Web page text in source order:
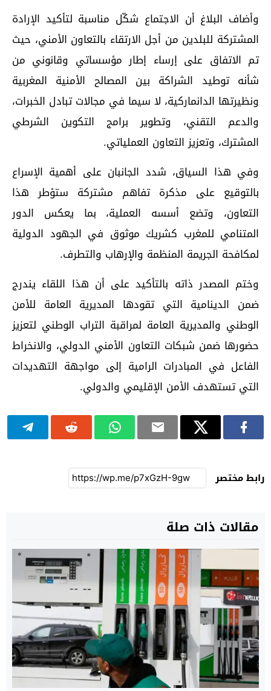
وأضاف البلاغ أن الاجتماع شكّل مناسبة لتأكيد الإرادة
المشتركة للبلدين من أجل الارتقاء بالتعاون الأمني، حيث
تم الاتفاق على إرساء إطار مؤسساتي وقانوني من
شأنه توطيد الشراكة بين المصالح الأمنية المغربية
ونظيرتها الدانماركية، لا سيما في مجالات تبادل الخبرات،
والدعم التقني، وتطوير برامج التكوين الشرطي
المشترك، وتعزيز التعاون العملياتي.
وفي هذا السياق، شدد الجانبان على أهمية الإسراع
بالتوقيع على مذكرة تفاهم مشتركة ستؤطر هذا
التعاون، وتضع أسسه العملية، بما يعكس الدور
المتنامي للمغرب كشريك موثوق في الجهود الدولية
لمكافحة الجريمة المنظمة والإرهاب والتطرف.
وختم المصدر ذاته بالتأكيد على أن هذا اللقاء يندرج
ضمن الدينامية التي تقودها المديرية العامة للأمن
الوطني والمديرية العامة لمراقبة التراب الوطني لتعزيز
حضورها ضمن شبكات التعاون الأمني الدولي، والانخراط
الفاعل في المبادرات الرامية إلى مواجهة التهديدات
التي تستهدف الأمن الإقليمي والدولي.
رابط مختصر
مقالات ذات صلة